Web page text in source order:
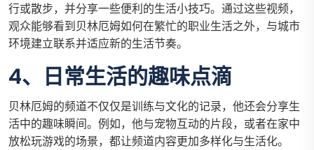
行或散步，并分享一些便利的生活小技巧。通过这些视频，
观众能够看到贝林厄姆如何在繁忙的职业生活之外，与城市
环境建立联系并适应新的生活节奏。
4、日常生活的趣味点滴
贝林厄姆的频道不仅仅是训练与文化的记录，他还会分享生
活中的趣味瞬间。例如，他与宠物互动的片段，或者在家中
放松玩游戏的场景，都让频道内容更加多样化与生活化。